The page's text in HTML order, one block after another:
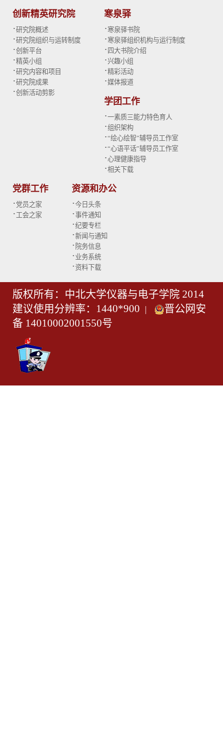
创新精英研究院
·研究院概述
·研究院组织与运转制度
·创新平台
·精英小组
·研究内容和项目
·研究院成果
·创新活动剪影
寒泉驿
· 寒泉驿书院
· 寒泉驿组织机构与运行制度
· 四大书院介绍
·兴趣小组
·精彩活动
·媒体报道
学团工作
·一素质三能力特色育人
·组织架构
·“绘心绘智”辅导员工作室
·“心语平话”辅导员工作室
·心理健康指导
·相关下载
党群工作
· 党员之家
· 工会之家
资源和办公
·今日头条
·事件通知
·纪要专栏
·新闻与通知
· 院务信息
· 业务系统
·资料下载
版权所有：中北大学仪器与电子学院 2014
建议使用分辨率：1440*900 |
晋公网安
备 14010002001550号